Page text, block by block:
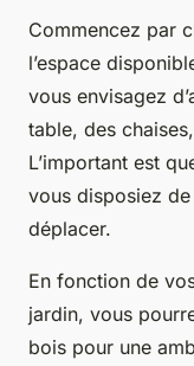
Commencez par
l’espace
vous envisagez
table, des
L’important est
vous disposiez
déplacer.
En fonction de
jardin, vous
bois pour une